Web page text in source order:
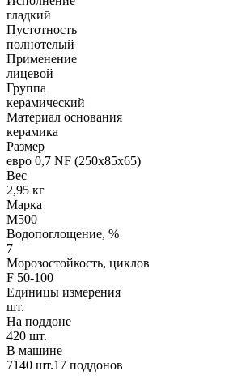
гладкий
Пустотность
полнотелый
Применение
лицевой
Группа
керамический
Материал основания
керамика
Размер
евро 0,7 NF (250х85х65)
Вес
2,95 кг
Марка
М500
Водопоглощение, %
7
Морозостойкость, циклов
F 50-100
Единицы измерения
шт.
На поддоне
420 шт.
В машине
7140 шт.17 поддонов